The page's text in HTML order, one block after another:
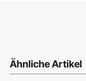
Ähnliche Artikel